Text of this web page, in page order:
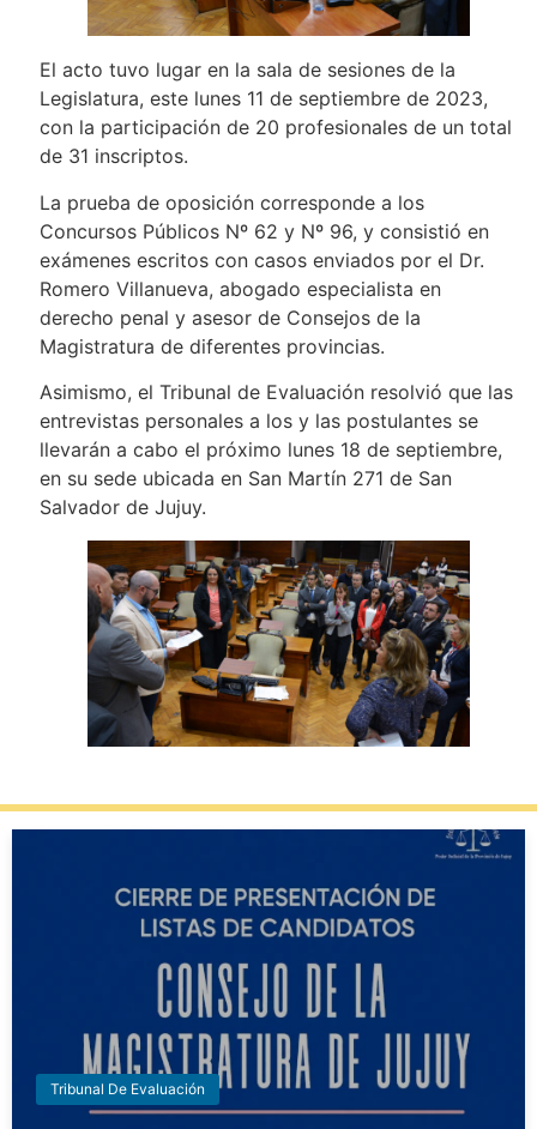
El acto tuvo lugar en la sala de sesiones de la
Legislatura, este lunes 11 de septiembre de 2023,
con la participación de 20 profesionales de un total
de 31 inscriptos.
La prueba de oposición corresponde a los
Concursos Públicos Nº 62 y Nº 96, y consistió en
exámenes escritos con casos enviados por el Dr.
Romero Villanueva, abogado especialista en
derecho penal y asesor de Consejos de la
Magistratura de diferentes provincias.
Asimismo, el Tribunal de Evaluación resolvió que las
entrevistas personales a los y las postulantes se
llevarán a cabo el próximo lunes 18 de septiembre,
en su sede ubicada en San Martín 271 de San
Salvador de Jujuy.
Tribunal De Evaluación